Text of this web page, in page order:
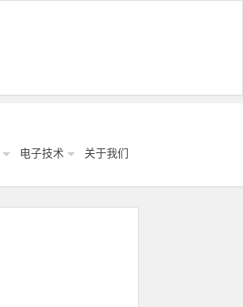
电子技术 关于我们